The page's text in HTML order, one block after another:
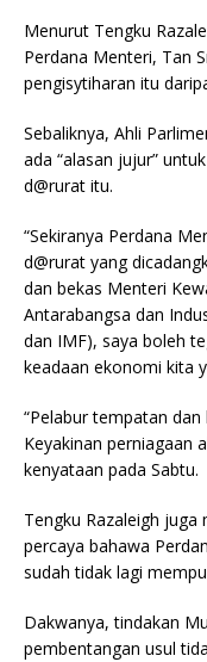
Menurut Tengku
Perdana Menteri, Tan
pengisytiharan itu
Sebaliknya, Ahli
ada “alasan jujur”
d@rurat itu.
“Sekiranya Perdana
d@rurat yang
dan bekas Menteri
Antarabangsa dan
dan IMF), saya boleh
keadaan ekonomi kita
“Pelabur tempatan
Keyakinan perniagaan
kenyataan pada Sabtu.
Tengku Razaleigh
percaya bahawa
sudah tidak lagi
Dakwanya, tindakan
pembentangan usul